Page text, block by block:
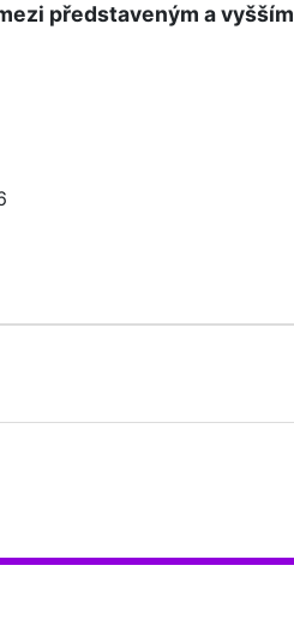
představeným a vyšším